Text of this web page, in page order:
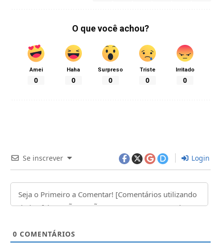
O que você achou?
Amei
0
Haha
0
Surpreso
0
Triste
0
Irritado
0
Se inscrever Login
0 COMENTÁRIOS